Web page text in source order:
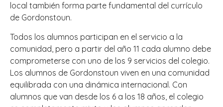
local también forma parte fundamental del currículo
de Gordonstoun.
Todos los alumnos participan en el servicio a la
comunidad, pero a partir del año 11 cada alumno debe
comprometerse con uno de los 9 servicios del colegio.
Los alumnos de Gordonstoun viven en una comunidad
equilibrada con una dinámica internacional. Con
alumnos que van desde los 6 a los 18 años, el colegio